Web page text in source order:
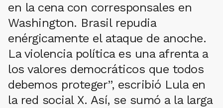
en la cena con corresponsales en
Washington. Brasil repudia
enérgicamente el ataque de anoche.
La violencia política es una afrenta a
los valores democráticos que todos
debemos proteger”, escribió Lula en
la red social X. Así, se sumó a la larga